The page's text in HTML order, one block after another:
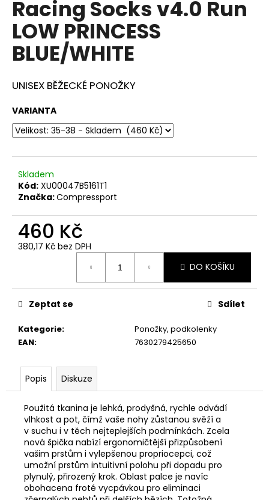
Racing Socks v4.0 Run
LOW PRINCESS
BLUE/WHITE
UNISEX BĚŽECKÉ PONOŽKY
VARIANTA
Skladem
Kód: XU00047B5161T1
Značka:Compressport
460 Kč
380,17 Kč bez DPH
DO KOŠÍKU
Kategorie:
Ponožky, podkolenky
EAN: 7630279425650
Zeptat se Sdílet
Popis Diskuze
Použitá tkanina je lehká, prodyšná, rychle odvádí
vlhkost a pot, čímž vaše nohy zůstanou svěží a
v suchu i v těch nejteplejších podmínkách. Zcela
nová špička nabízí ergonomičtější přizpůsobení
vašim prstům i vylepšenou propriocepci, což
umožní prstům intuitivní polohu při dopadu pro
plynulý, přirozený krok. Oblast palce je navíc
obohacena froté vycpávkou pro eliminaci
a
j
í
t
?
HLEDAT
D
o
p
o
u
e
m
e